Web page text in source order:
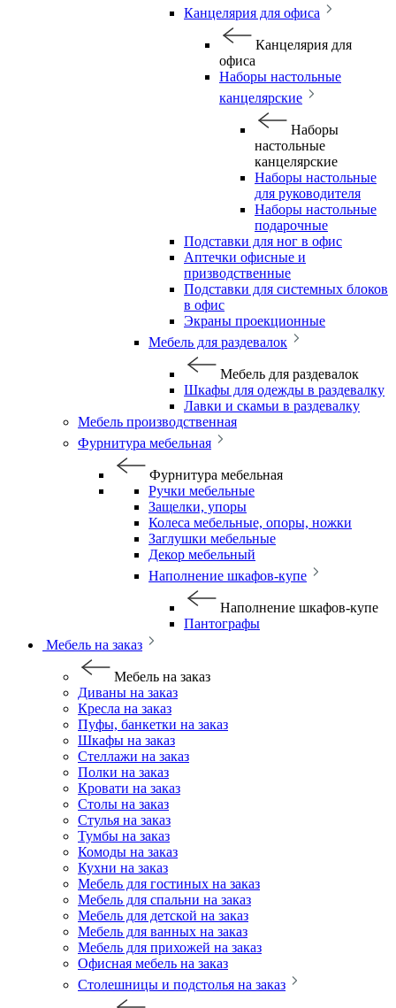
Канцелярия для офиса
Канцелярия для
офиса
Наборы настольные
канцелярские
Наборы
настольные
канцелярские
Наборы настольные
для руководителя
Наборы настольные
подарочные
Подставки для ног в офис
Аптечки офисные и
призводственные
Подставки для системных блоков
в офис
Экраны проекционные
Мебель для раздевалок
Мебель для раздевалок
Шкафы для одежды в раздевалку
Лавки и скамьи в раздевалку
Мебель производственная
Фурнитура мебельная
Фурнитура мебельная
Ручки мебельные
Защелки, упоры
Колеса мебельные, опоры, ножки
Заглушки мебельные
Декор мебельный
Наполнение шкафов-купе
Наполнение шкафов-купе
Пантографы
Мебель на заказ
Мебель на заказ
Диваны на заказ
Кресла на заказ
Пуфы, банкетки на заказ
Шкафы на заказ
Стеллажи на заказ
Полки на заказ
Кровати на заказ
Столы на заказ
Стулья на заказ
Тумбы на заказ
Комоды на заказ
Кухни на заказ
Мебель для гостиных на заказ
Мебель для спальни на заказ
Мебель для детской на заказ
Мебель для ванных на заказ
Мебель для прихожей на заказ
Офисная мебель на заказ
Столешницы и подстолья на заказ